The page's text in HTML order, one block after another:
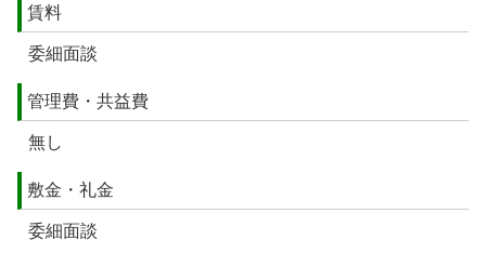
賃料
委細面談
管理費・共益費
無し
敷金・礼金
委細面談